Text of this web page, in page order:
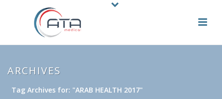
ARCHIVES
Tag Archives for: "ARAB HEALTH 2017"